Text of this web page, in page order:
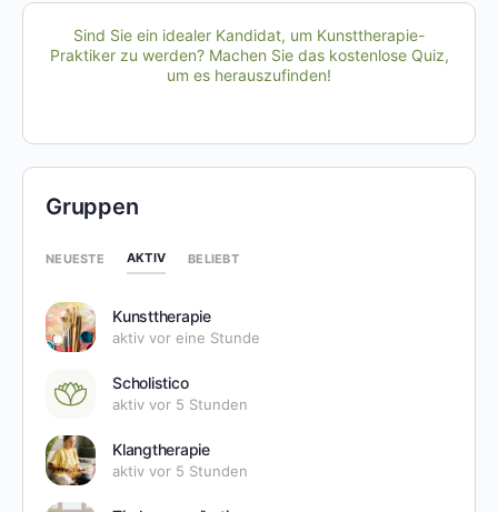
Sind Sie ein idealer Kandidat, um Kunsttherapie-
Praktiker zu werden? Machen Sie das kostenlose Quiz,
um es herauszufinden!
Gruppen
NEUESTE AKTIV BELIEBT
Kunsttherapie
aktiv vor eine Stunde
Scholistico
aktiv vor 5 Stunden
Klangtherapie
aktiv vor 5 Stunden